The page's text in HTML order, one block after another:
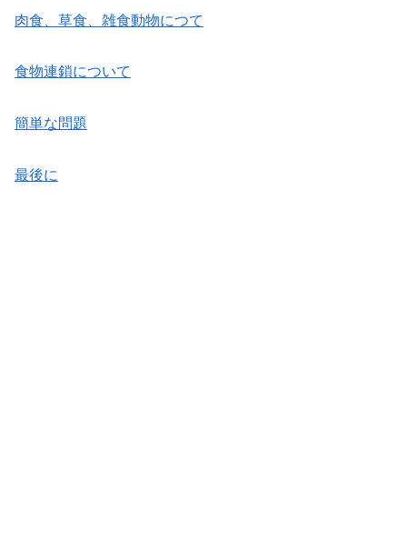
肉食、草食、雑食動物につて
食物連鎖について
簡単な問題
最後に